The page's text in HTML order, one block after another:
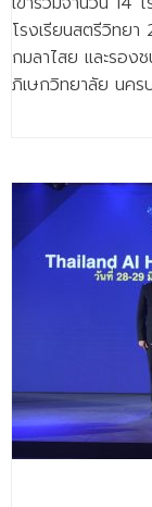
โรงเรียนสตรีวิทยา
กมลาไสย และรอง
ภิเษกวิทยาลัย นคร